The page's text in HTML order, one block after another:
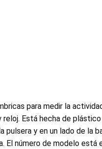
para medir la
Está hecha de
y en un lado de la
El número de modelo